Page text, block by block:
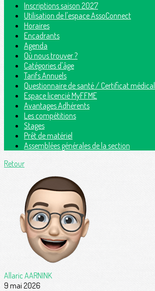
Inscriptions saison 2027
Utilisation de l'espace AssoConnect
Horaires
Encadrants
Agenda
Où nous trouver ?
Catégories d'âge
Tarifs Annuels
Questionnaire de santé / Certificat médical
Espace licencié MyFFME
Avantages Adhérents
Les compétitions
Stages
Prêt de matériel
Assemblées générales de la section
Retour
Allaric AARNINK
9 mai 2026